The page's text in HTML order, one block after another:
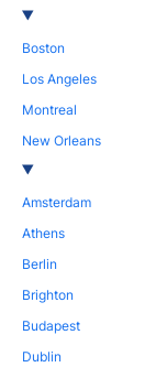
Boston
Los Angeles
Montreal
New Orleans
Amsterdam
Athens
Berlin
Brighton
Budapest
Dublin